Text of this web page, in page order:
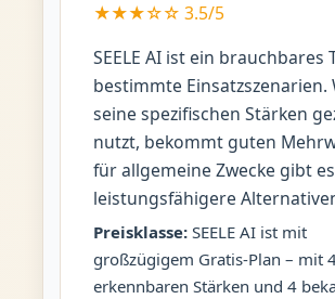
★★★☆☆ 3.5/5
SEELE AI ist ein brauchbares
bestimmte Einsatzszenarien.
seine spezifischen Stärken
nutzt, bekommt guten
für allgemeine Zwecke gibt
leistungsfähigere
Preisklasse:SEELE AI ist mit
großzügigem Gratis-Plan – mit
erkennbaren Stärken und 4